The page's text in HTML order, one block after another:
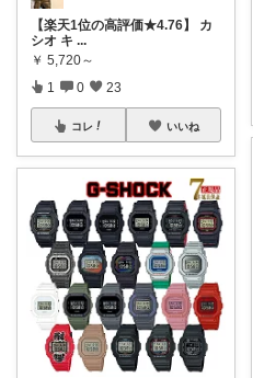
【楽天1位の高評価★4.76】 カ
シオ キ ...
￥ 5,720～
1 0 23
コレ いいね